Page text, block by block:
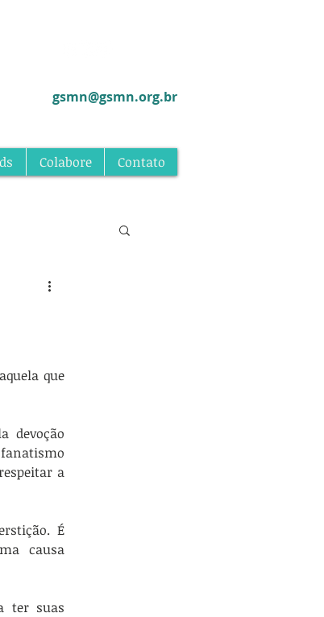
gsmn@gsmn.org.br
Colabore Contato
que
devoção
a
É
causa
ter suas